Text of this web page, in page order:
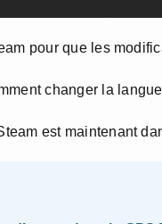
pour que les
est maintenant